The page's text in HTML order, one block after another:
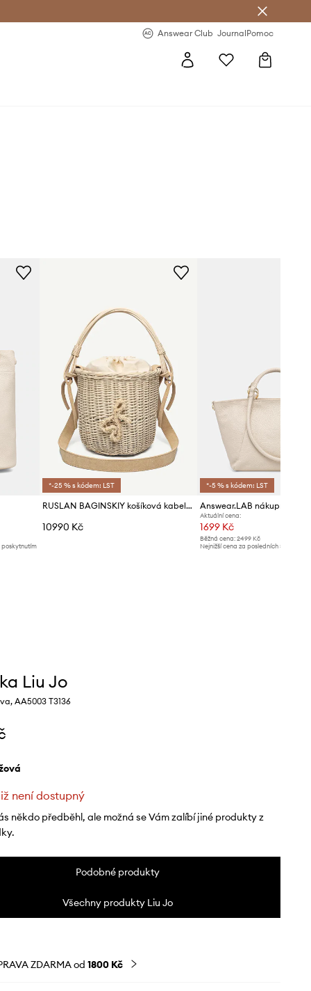
Answear Club JournalPomoc
poskytnutím
*-25 % s kódem: LST
RUSLAN BAGINSKIY košíková kabelka dámská pletená
10990 Kč
*-5 % s kódem: LST
Aktuální cena:
1699 Kč
Běžná cena: 2499 Kč
Nejnižší cena za posledních 30 dnů
Liu Jo
AA5003 T3136
není dostupný
někdo předběhl, ale možná se Vám zalíbí jiné produkty z
Podobné produkty
Všechny produkty Liu Jo
ZDARMA od 1800 Kč